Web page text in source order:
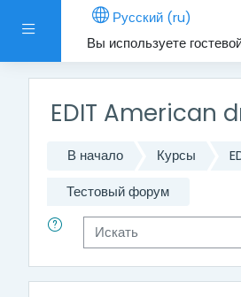
Боковая панель
Русский ‎(ru)‎
Вы используете
Перейти к основному содержанию
EDIT American
В начало Курсы
Тестовый форум
Искать